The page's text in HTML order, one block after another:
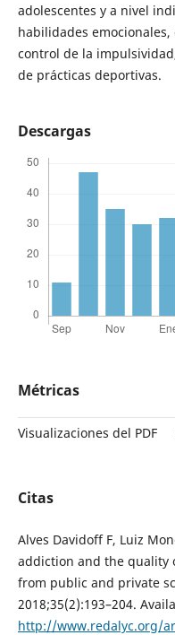
adolescentes y a nivel
habilidades
control de la
de prácticas deportivas.
Descargas
Métricas
Visualizaciones del PDF
Citas
Alves Davidoff F, Luiz
addiction and the quality
from public and private
2018;35(2):193–204.
http://www.redalyc.org/